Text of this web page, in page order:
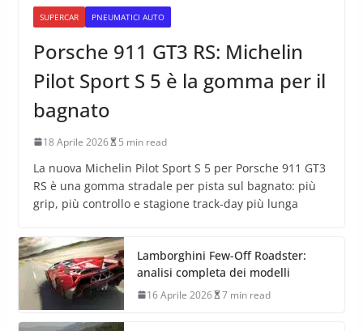
SUPERCAR PNEUMATICI AUTO
Porsche 911 GT3 RS: Michelin
Pilot Sport S 5 è la gomma per il
bagnato
18 Aprile 2026 5 min read
La nuova Michelin Pilot Sport S 5 per Porsche 911 GT3
RS è una gomma stradale per pista sul bagnato: più
grip, più controllo e stagione track-day più lunga
Lamborghini Few-Off Roadster:
analisi completa dei modelli
16 Aprile 2026 7 min read